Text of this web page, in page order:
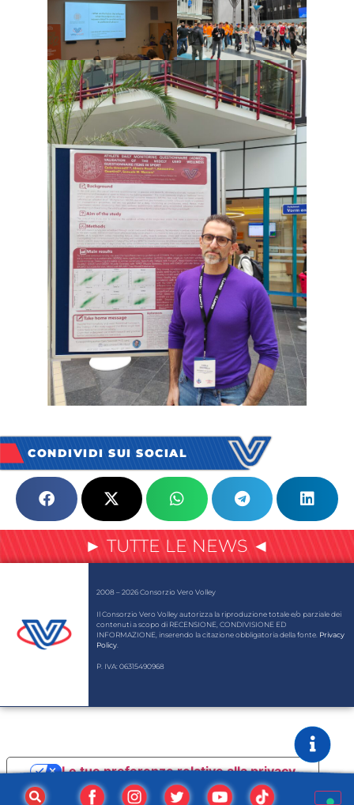
CONDIVIDI SUI SOCIAL
► TUTTE LE NEWS ◄
2008 – 2026 Consorzio Vero Volley
Il Consorzio Vero Volley autorizza la riproduzione totale e/o parziale dei
contenuti a scopo di RECENSIONE, CONDIVISIONE ED
INFORMAZIONE, inserendo la citazione obbligatoria della fonte. Privacy
Policy
P. IVA: 06315490968
Informativa sulla raccolta
Le tue preferenze relative alla privacy